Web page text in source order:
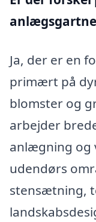
Ja, der er en
primært på
blomster og
arbejder
anlægning og
udendørs
stensætning,